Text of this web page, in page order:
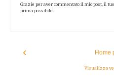
Grazie per aver commentato il mio post, il
prima possibile.
‹ Home
Visualizza